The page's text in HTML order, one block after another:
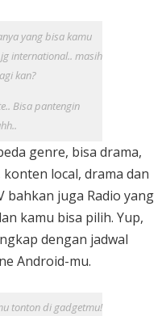
yang bisa kamu
international.. masih
kan?
Bisa pantengin
genre, bisa drama,
local, drama dan
bahkan juga Radio yang
kamu bisa pilih. Yup,
dengan jadwal
Android-mu.
tonton di gadgetmu!